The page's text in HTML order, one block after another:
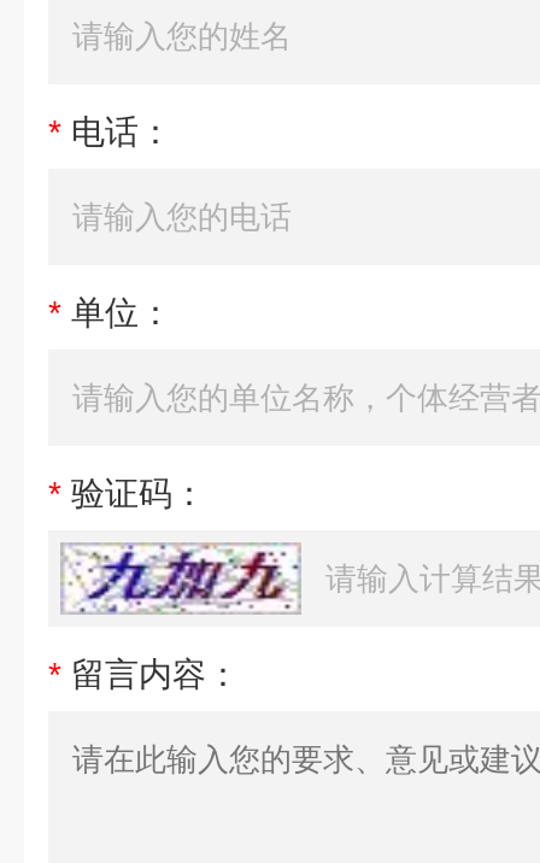
* 电话：
* 单位：
* 验证码：
* 留言内容：